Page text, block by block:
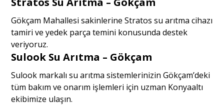
Gökçam Mahallesi sakinlerine Stratos su arıtma cihazı
tamiri ve yedek parça temini konusunda destek
veriyoruz.
Sulook Su Arıtma – Gökçam
Sulook markalı su arıtma sistemlerinizin Gökçam’deki
tüm bakım ve onarım işlemleri için uzman Konyaaltı
ekibimize ulaşın.